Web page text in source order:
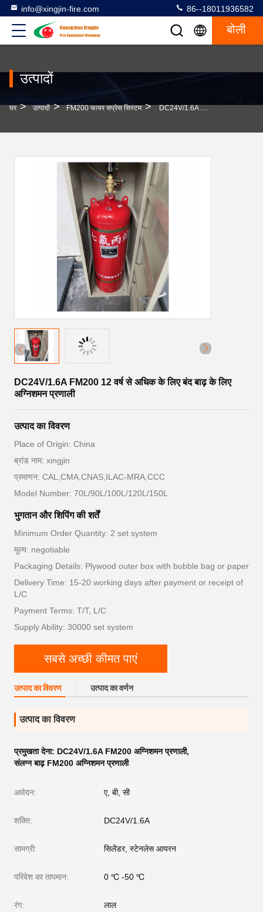
info@xingjin-fire.com 86--18011936582
बोली
उत्पादों
घर > उत्पादों > FM200 फायर सप्रेस सिस्टम > DC24V/1.6A FM200 12 वर्ष से अधिक के लिए बंद बाढ़ के लिए अग्निशमन प्रणाली
DC24V/1.6A FM200 12 वर्ष से अधिक के लिए बंद बाढ़ के लिए
अग्निशमन प्रणाली
उत्पाद का विवरण
Place of Origin: China
ब्रांड नाम: xingjin
प्रमाणन: CAL,CMA,CNAS,ILAC-MRA,CCC
Model Number: 70L/90L/100L/120L/150L
भुगतान और शिपिंग की शर्तें
Minimum Order Quantity: 2 set system
मूल्य: negotiable
Packaging Details: Plywood outer box with bubble bag or paper
Delivery Time: 15-20 working days after payment or receipt of
L/C
Payment Terms: T/T, L/C
Supply Ability: 30000 set system
सबसे अच्छी कीमत पाएं
उत्पाद का विवरण उत्पाद का वर्णन
उत्पाद का विवरण
प्रमुखता देना: DC24V/1.6A FM200 अग्निशमन प्रणाली,
संलग्न बाढ़ FM200 अग्निशमन प्रणाली
आवेदन: ए, बी, सी
शक्ति: DC24V/1.6A
सामग्री: सिलेंडर, स्टेनलेस आयरन
परिवेश का तापमान: 0 ℃ -50 ℃
रंग: लाल